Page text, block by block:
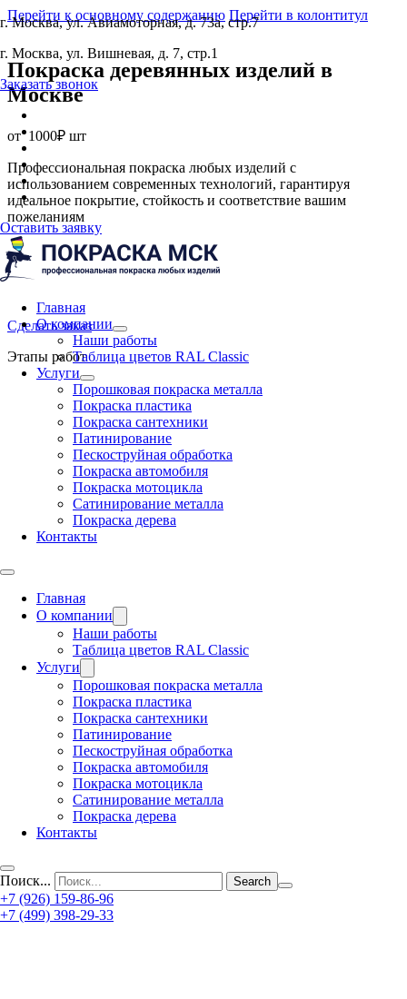
Перейти к основному содержанию Перейти в колонтитул
г. Москва, ул. Авиамоторная, д. 73а, стр.7
г. Москва, ул. Вишневая, д. 7, стр.1
Заказать звонок
Оставить заявку
Главная
О компании
Наши работы
Таблица цветов RAL Classic
Услуги
Порошковая покраска металла
Покраска пластика
Покраска сантехники
Патинирование
Пескоструйная обработка
Покраска автомобиля
Покраска мотоцикла
Сатинирование металла
Покраска дерева
Контакты
Главная
О компании
Наши работы
Таблица цветов RAL Classic
Услуги
Порошковая покраска металла
Покраска пластика
Покраска сантехники
Патинирование
Пескоструйная обработка
Покраска автомобиля
Покраска мотоцикла
Сатинирование металла
Покраска дерева
Контакты
Поиск...
+7 (926) 159-86-96
+7 (499) 398-29-33
Покраска деревянных изделий в
Москве
от 1000₽ шт
Профессиональная покраска любых изделий с
использованием современных технологий, гарантируя
идеальное покрытие, стойкость и соответствие вашим
пожеланиям
Сделать заказ
Этапы работ